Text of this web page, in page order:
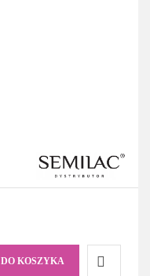
DO KOSZYKA